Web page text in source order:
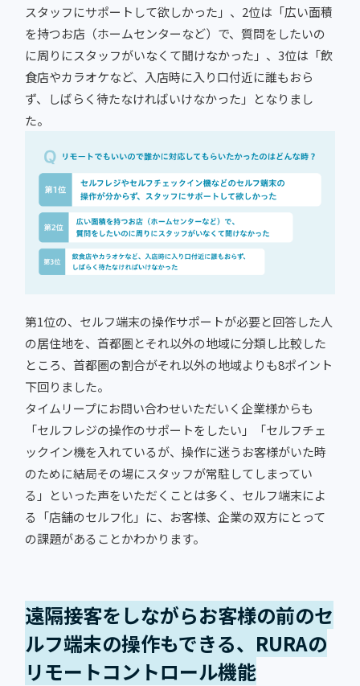
スタッフにサポートして欲しかった」、2位は「広い面積
を持つお店（ホームセンターなど）で、質問をしたいの
に周りにスタッフがいなくて聞けなかった」、3位は「飲
食店やカラオケなど、入店時に入り口付近に誰もおら
ず、しばらく待たなければいけなかった」となりまし
た。
第1位の、セルフ端末の操作サポートが必要と回答した人
の居住地を、首都圏とそれ以外の地域に分類し比較した
ところ、首都圏の割合がそれ以外の地域よりも8ポイント
下回りました。
タイムリープにお問い合わせいただいく企業様からも
「セルフレジの操作のサポートをしたい」「セルフチェ
ックイン機を入れているが、操作に迷うお客様がいた時
のために結局その場にスタッフが常駐してしまってい
る」といった声をいただくことは多く、セルフ端末によ
る「店舗のセルフ化」に、お客様、企業の双方にとって
の課題があることかわかります。
遠隔接客をしながらお客様の前のセ
ルフ端末の操作もできる、RURAの
リモートコントロール機能